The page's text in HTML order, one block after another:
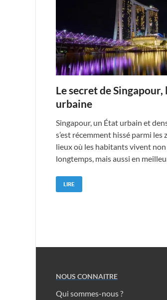
Le secret de Singapour,
urbaine
Singapour, un État urbain et
s’est récemment hissé parmi les
lieux où les habitants vivent
longtemps, mais aussi en
LIRE
NOUS CONNAITRE
Qui sommes-nous ?